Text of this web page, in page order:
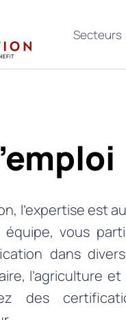
Secteurs
l’expertise est
vous
dans
l’agriculture
des